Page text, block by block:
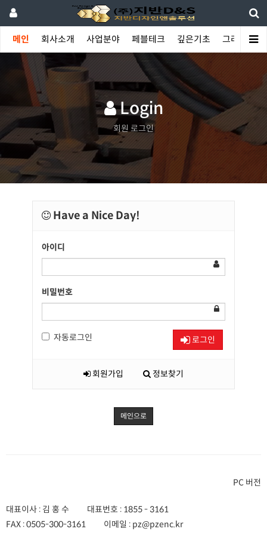
메인 회사소개 사업분야 페블테크 깊은기초 그라우팅
Login
회원 로그인
Have a Nice Day!
아이디
비밀번호
자동로그인 로그인
회원가입 정보찾기
메인으로
PC 버전
대표이사 : 김 홍 수 대표번호 : 1855 - 3161
FAX :0505-300-3161 이메일 : pz@pzenc.kr